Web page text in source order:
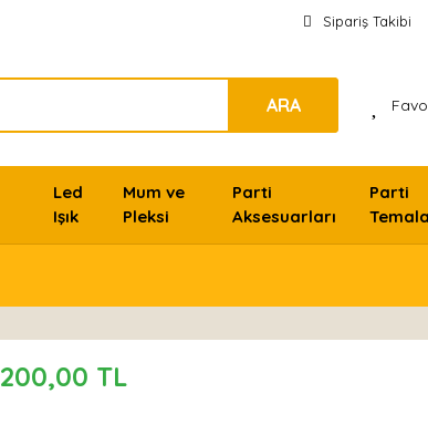
Sipariş Takibi
ARA
Led
Işık
Mum ve
Pleksi
Parti
Aksesuarları
Parti
200,00 TL